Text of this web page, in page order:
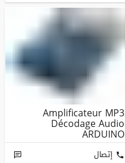
Amplificateur MP3
Décodage Audio
ARDUINO
إتصال